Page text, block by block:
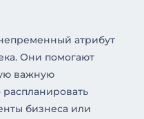
атрибут
Они помогают
важную
бизнеса или